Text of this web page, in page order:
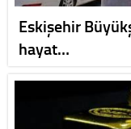
Eskişehir
hayat…